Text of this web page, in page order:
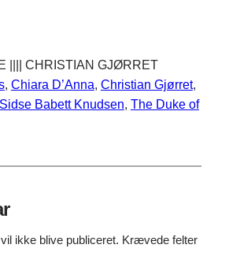
|||| CHRISTIAN GJØRRET
, Chiara D’Anna, Christian Gjørret
Sidse Babett Knudsen, The Duke of
ikke blive publiceret. Krævede felter